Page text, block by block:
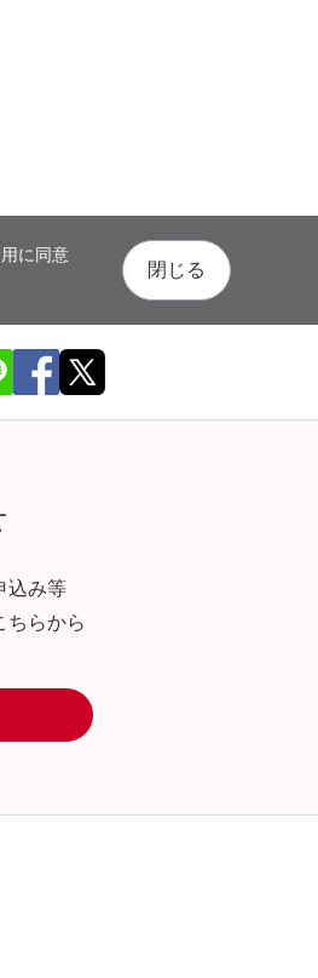
に同意
閉じる
込み等
ちらから